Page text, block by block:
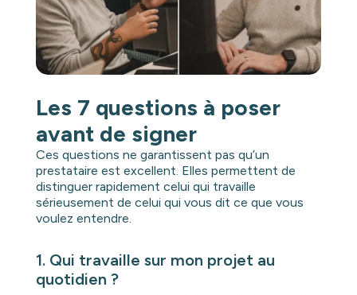
Les 7 questions à poser
avant de signer
Ces questions ne garantissent pas qu’un
prestataire est excellent. Elles permettent de
distinguer rapidement celui qui travaille
sérieusement de celui qui vous dit ce que vous
voulez entendre.
1. Qui travaille sur mon projet au
quotidien ?